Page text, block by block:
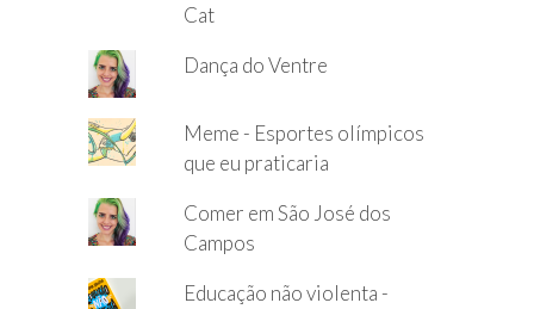
Cat
Dança do Ventre
Meme - Esportes olímpicos
que eu praticaria
Comer em São José dos
Campos
Educação não violenta -